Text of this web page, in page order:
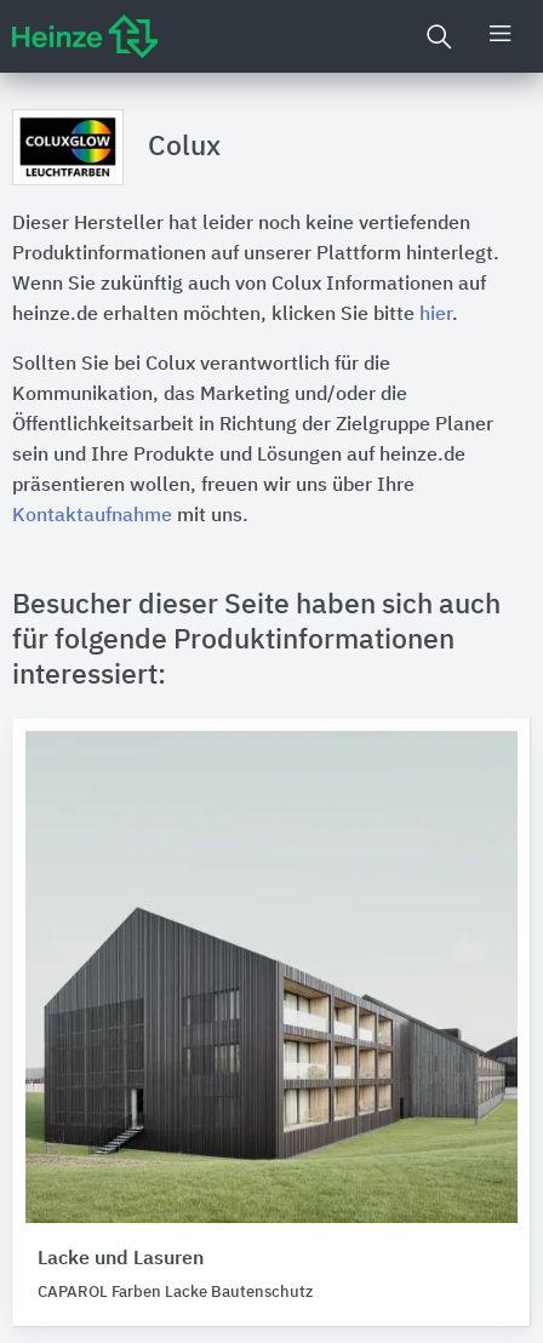
Colux
Dieser Hersteller hat leider noch keine vertiefenden
Produktinformationen auf unserer Plattform hinterlegt.
Wenn Sie zukünftig auch von Colux Informationen auf
heinze.de erhalten möchten, klicken Sie bitte hier.
Sollten Sie bei Colux verantwortlich für die
Kommunikation, das Marketing und/oder die
Öffentlichkeitsarbeit in Richtung der Zielgruppe Planer
sein und Ihre Produkte und Lösungen auf heinze.de
präsentieren wollen, freuen wir uns über Ihre
Kontaktaufnahme mit uns.
Besucher dieser Seite haben sich auch
für folgende Produktinformationen
interessiert:
Lacke und Lasuren
CAPAROL Farben Lacke Bautenschutz